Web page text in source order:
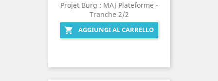
Projet Burg : MAJ Plateforme -
Tranche 2/2

AGGIUNGI AL CARRELLO